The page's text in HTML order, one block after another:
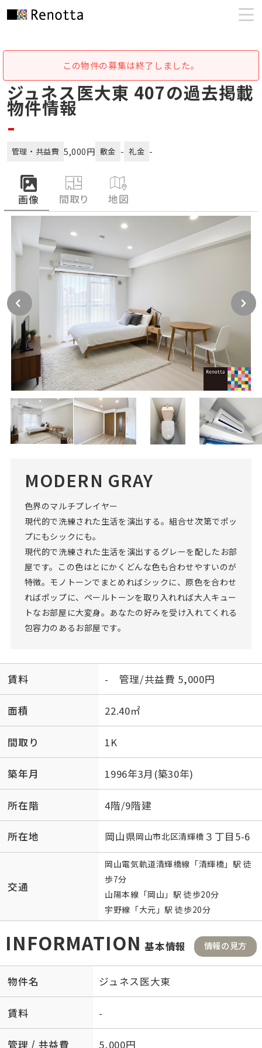
この物件の募集は終了しました。
ジュネス医大東 407の過去掲載
物件情報
-
管理・共益費 5,000円 敷金 - 礼金 -
画像 間取り 地図
MODERN GRAY
色界のマルチプレイヤー
現代的で洗練された生活を演出する。組合せ次第でポッ
プにもシックにも。
現代的で洗練された生活を演出するグレーを配したお部
屋です。この色はとにかくどんな色も合わせやすいのが
特徴。モノトーンでまとめればシックに、原色を合わせ
ればポップに、ペールトーンを取り入れれば大人キュー
トなお部屋に大変身。あなたの好みを受け入れてくれる
包容力のあるお部屋です。
賃料 - 管理/共益費 5,000円
面積 22.40㎡
間取り 1K
築年月 1996年3月(築30年)
所在階 4階/9階建
所在地 岡山県岡山市北区清輝橋 ３丁目5-6
交通
岡山電気軌道清輝橋線 「清輝橋 」駅 徒
歩7分
山陽本線 「岡山 」駅 徒歩20分
宇野線 「大元 」駅 徒歩20分
INFORMATION 基本情報 情報の見方
物件名 ジュネス医大東
賃料 -
管理 / 共益費 5,000円